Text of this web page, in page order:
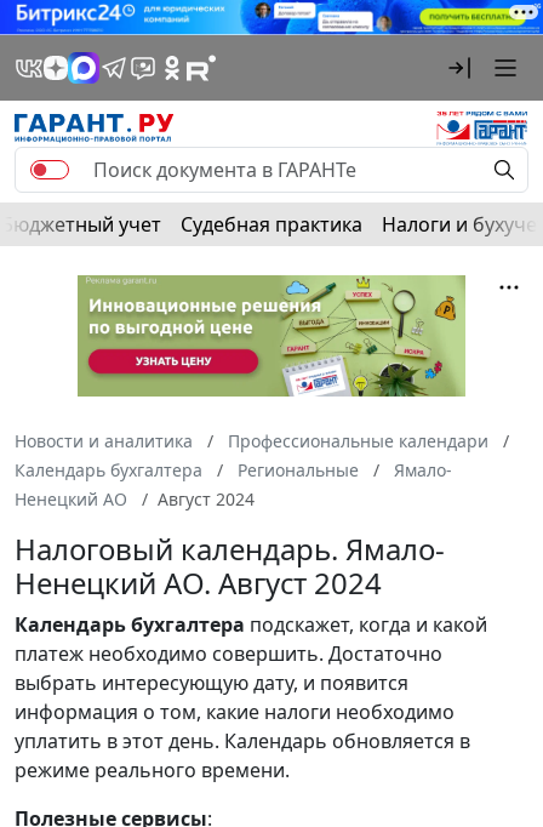
Бюджетный учет Судебная практика Налоги и
Новости и аналитика
Профессиональные календари
Календарь бухгалтера
Региональные
Ямало-
Ненецкий АО
Август 2024
Налоговый календарь. Ямало-
Ненецкий АО. Август 2024
Календарьбухгалтера подскажет, когда и какой
платеж необходимо совершить. Достаточно
выбрать интересующую дату, и появится
информация о том, какие налоги необходимо
уплатить в этот день. Календарь обновляется в
режиме реального времени.
Полезные сервисы: